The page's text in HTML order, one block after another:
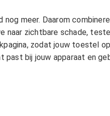
meer. Daarom
naar zichtbare schade,
zodat jouw toestel
past bij jouw apparaat en